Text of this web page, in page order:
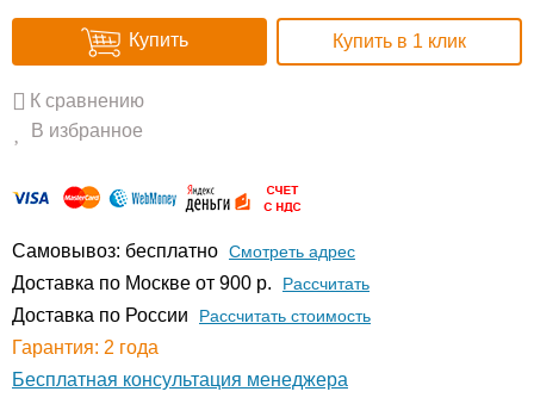
Купить Купить в 1 клик
К сравнению
В избранное
Самовывоз: бесплатно Смотреть адрес
Доставка по Москве от 900 р. Расcчитать
Доставка по России Рассчитать стоимость
Гарантия: 2 года
Бесплатная консультация менеджера